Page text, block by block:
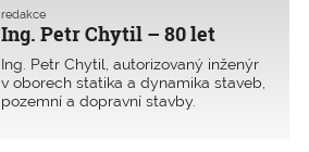
Ing. Petr Chytil – 80 let
redakce
Ing. Petr Chytil, autorizovaný inženýr
v oborech statika a dynamika staveb,
pozemní a dopravní stavby.